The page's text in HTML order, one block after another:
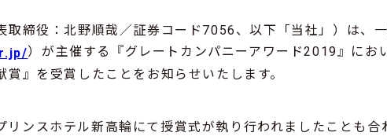
締役：北野順哉／証券コード7056、以下「当社」）は、
）が主催する『グレートカンパニーアワード2019』にお
』を受賞したことをお知らせいたします。
ンスホテル新高輪にて授賞式が執り行われましたことも合